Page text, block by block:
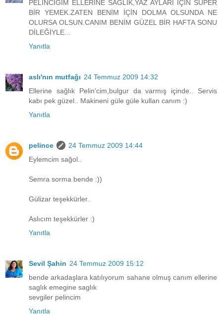
PELİNCİĞİM ELLERİNE SAĞLIK,YAZ AYLARI İÇİN SÜPER
BİR YEMEK.ZATEN BENİM İÇİN DOLMA OLSUNDA NE
OLURSA OLSUN.CANIM BENİM GÜZEL BİR HAFTA SONU
DİLEĞİYLE...
Yanıtla
aslı'nın mutfağı 24 Temmuz 2009 14:32
Ellerine sağlık Pelin'cim,bulgur da varmış içinde.. Servis
kabı pek güzel.. Makineni güle güle kullan canım :)
Yanıtla
pelince
24 Temmuz 2009 14:44
Eylemcim sağol..
Semra sorma bende :))
Gülizar teşekkürler..
Aslıcım teşekkürler :)
Yanıtla
Sevil Şahin 24 Temmuz 2009 15:12
bende arkadaşlara katılıyorum sahane olmuş canım ellerine
saglık emegine saglık
sevgiler pelincim
Yanıtla